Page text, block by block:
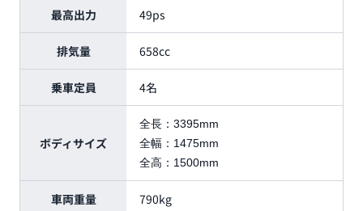
最高出力 49ps
排気量 658cc
乗車定員 4名
ボディサイズ
全長： 3395mm
全幅： 1475mm
全高： 1500mm
車両重量 790kg